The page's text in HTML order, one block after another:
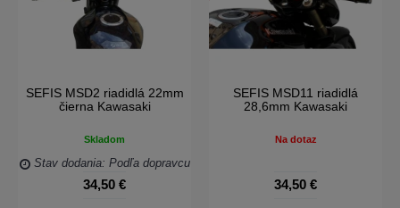
SEFIS MSD2 riadidlá 22mm
čierna Kawasaki
Skladom
Stav dodania: Podľa dopravcu
34,50 €
SEFIS MSD11 riadidlá
28,6mm Kawasaki
Na dotaz
34,50 €